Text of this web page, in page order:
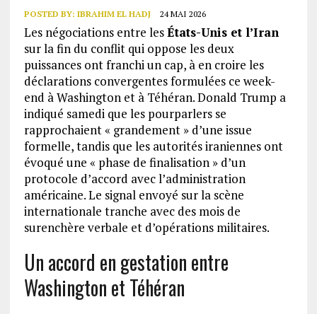
POSTED BY: IBRAHIM EL HADJ 24 MAI 2026
Les négociations entre lesÉtats-Unis et l’Iran
sur la fin du conflit qui oppose les deux
puissances ont franchi un cap, à en croire les
déclarations convergentes formulées ce week-
end à Washington et à Téhéran. Donald Trump a
indiqué samedi que les pourparlers se
rapprochaient « grandement » d’une issue
formelle, tandis que les autorités iraniennes ont
évoqué une « phase de finalisation » d’un
protocole d’accord avec l’administration
américaine. Le signal envoyé sur la scène
internationale tranche avec des mois de
surenchère verbale et d’opérations militaires.
Un accord en gestation entre
Washington et Téhéran